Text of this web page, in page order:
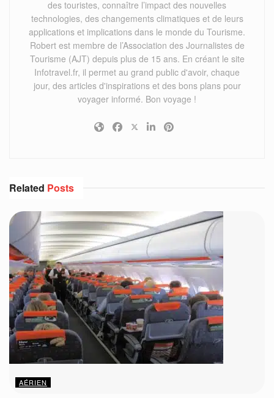
des touristes, connaître l’impact des nouvelles
technologies, des changements climatiques et de leurs
applications et implications dans le monde du Tourisme.
Robert est membre de l’Association des Journalistes de
Tourisme (AJT) depuis plus de 15 ans. En créant le site
Infotravel.fr, il permet au grand public d'avoir, chaque
jour, des articles d'inspirations et des bons plans pour
voyager informé. Bon voyage !
Related Posts
AÉRIEN